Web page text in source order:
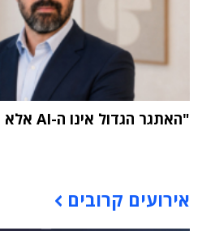
"האתגר הגדול אינו ה-AI אלא הטמעתה בארגון"
אירועים קרובים